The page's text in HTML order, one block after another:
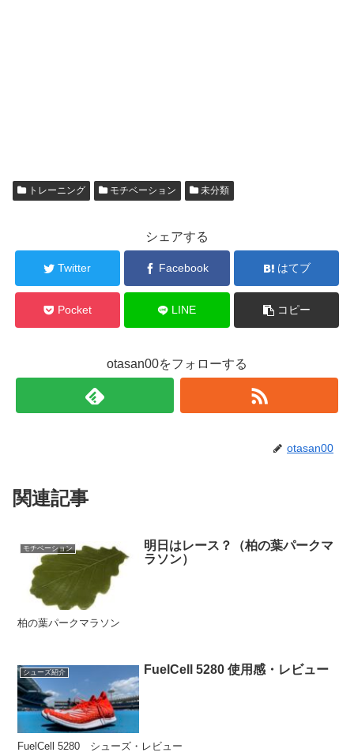
トレーニング モチベーション 未分類
シェアする
Twitter Facebook はてブ
Pocket LINE コピー
otasan00をフォローする
otasan00
関連記事
モチベーション
明日はレース？（柏の葉パークマ
ラソン）
柏の葉パークマラソン
シューズ紹介 FuelCell 5280 使用感・レビュー
FuelCell 5280 シューズ・レビュー